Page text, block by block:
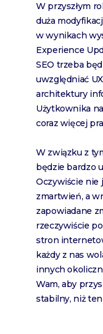
W przyszłym
duża
w wynikach
Experience
SEO trzeba
uwzględniać
architektury
Użytkownika
coraz więcej
W związku z
będzie bardzo
Oczywiście nie
zmartwień, a
zapowiadane
rzeczywiście
stron
każdy z nas
innych
Wam, aby
stabilny, niż